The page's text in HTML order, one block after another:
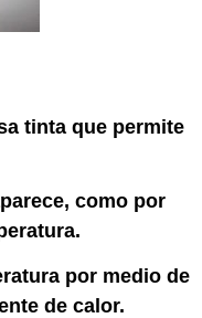
tinta que permite
como por
por medio de
de calor.